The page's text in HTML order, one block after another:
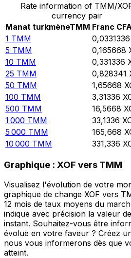
Rate information of TMM/
currency pair
Manat turkmèneTMM Franc
1 TMM 0,0331336
5 TMM 0,165668
10 TMM 0,331336
25 TMM 0,828341
50 TMM 1,65668
100 TMM 3,31336
500 TMM 16,5668
1 000 TMM 33,1336
5 000 TMM 165,668
10 000 TMM 331,336
Graphique : XOF vers TMM
Visualisez l'évolution de votre
graphique de change XOF vers
12 mois de taux moyens du
indique avec précision la valeur
instant. Souhaitez-vous être
évolue en votre faveur ? Créez
nous vous informerons dès que
atteint.